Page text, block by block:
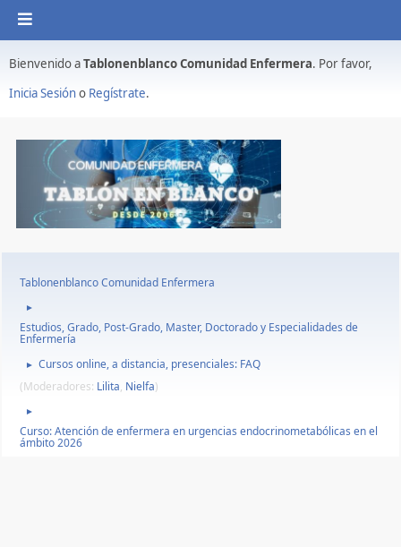
Bienvenido aTablonenblanco Comunidad Enfermera. Por favor,
Inicia Sesióno Regístrate.
Tablonenblanco Comunidad Enfermera
►
Estudios, Grado, Post-Grado, Master, Doctorado y Especialidades de
Enfermería
►
Cursos online, a distancia, presenciales: FAQ
(Moderadores: Lilita, Nielfa)
►
Curso: Atención de enfermera en urgencias endocrinometabólicas en el
ámbito 2026